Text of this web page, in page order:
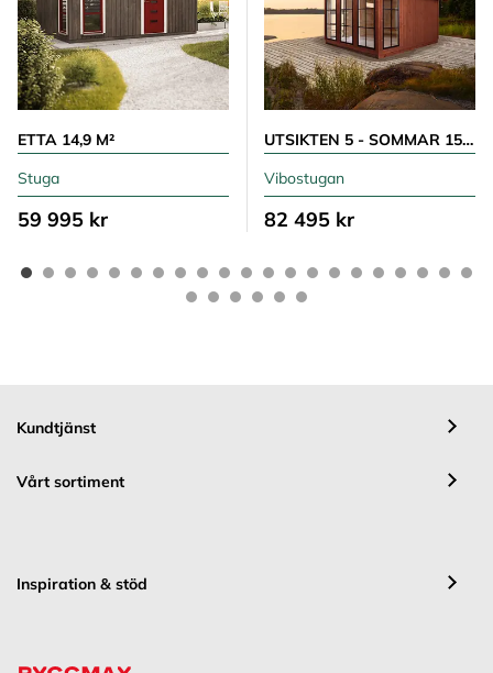
ETTA 14,9 M²
Stuga
59 995 kr
UTSIKTEN 5 - SOMMAR 15 M²
Vibostugan
82 495 kr
Kundtjänst
Vårt sortiment
Inspiration & stöd